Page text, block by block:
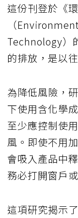
這份刊登於《
（
Technology）
的排放，是以
為降低風險，
下使用含化學
至少應控制使
風。即使不用
會吸入產品中
務必打開窗戶
這項研究揭示